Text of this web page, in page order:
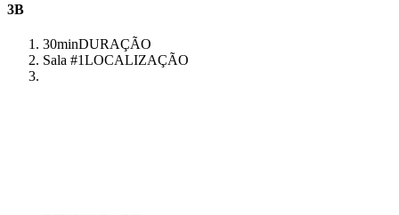
3B
30minDURAÇÃO
Sala #1LOCALIZAÇÃO